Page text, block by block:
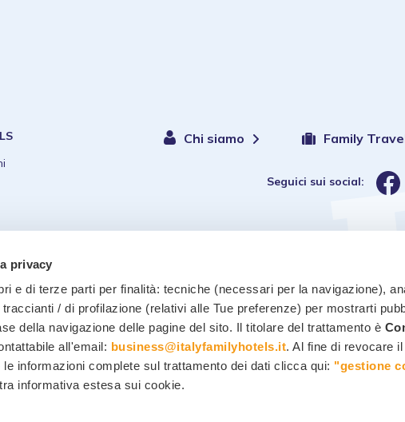
privacy
e di terze parti per finalità: tecniche (necessari per la navigazione),
/ di profilazione (relativi alle Tue preferenze) per mostrarti
della navigazione delle pagine del sito. Il titolare del trattamento è
all'email: business@italyfamilyhotels.it. Al fine di revocare
informazioni complete sul trattamento dei dati clicca qui: "gestione
informativa estesa sui cookie.
Chi siamo Family
Seguici sui social:
Hotels
Privacy policy-